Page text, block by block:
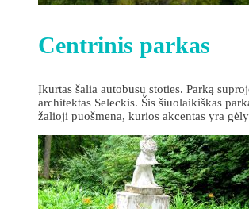
Centrinis parkas
Įkurtas šalia autobusų stoties. Parką
architektas Seleckis. Šis šiuolaikiškas
žalioji puošmena, kurios akcentas yra